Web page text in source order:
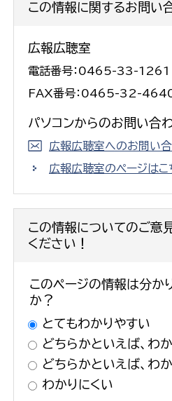
この情報に関するお問い
広報広聴室
電話番号：0465-33-1261
FAX番号：0465-32-
パソコンからのお問い合
広報広聴室へのお問い
広報広聴室のページはこ
この情報についてのご意
ください！
このページの情報は分か
か？
とてもわかりやすい
どちらかといえば、わ
どちらかといえば、わ
わかりにくい